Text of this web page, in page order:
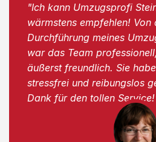
"Ich kann Umzugsprofi
wärmstens empfehlen!
Durchführung meines
war das Team
äußerst freundlich. Sie
stressfrei und reibungslos
Dank für den tollen